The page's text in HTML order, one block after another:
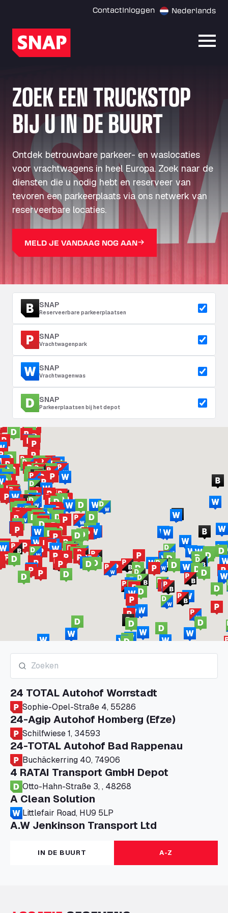
ContactInloggen Nederlands
ZOEK EEN TRUCKSTOP
BIJ U IN DE BUURT
Ontdek betrouwbare parkeer- en waslocaties
voor vrachtwagens in heel Europa. Zoek naar de
diensten die u nodig hebt en reserveer van
tevoren een parkeerplaats via ons netwerk van
reserveerbare locaties.
MELD JE VANDAAG NOG AAN
SNAP
Reserveerbare parkeerplaatsen
SNAP
Vrachtwagenpark
SNAP
Vrachtwagenwas
SNAP
Parkeerplaatsen bij het depot
24 TOTAL Autohof Worrstadt
Sophie-Opel-Straße 4, 55286
24-Agip Autohof Homberg (Efze)
Schilfwiese 1, 34593
24-TOTAL Autohof Bad Rappenau
Buchäckerring 40, 74906
4 RATAI Transport GmbH Depot
Otto-Hahn-Straße 3, , 48268
A Clean Solution
Littlefair Road, HU9 5LP
A.W Jenkinson Transport Ltd
Progress House, ME11 5GA
A+G Nettetal - Depot Parking
Am Panneschopp 7, 41334
IN DE BUURT A-Z